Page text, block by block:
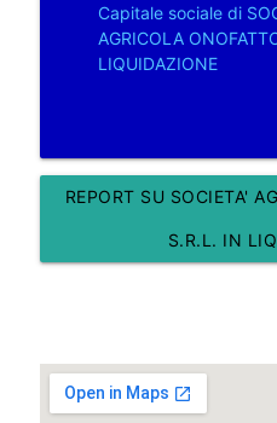
Capitale sociale di
AGRICOLA
LIQUIDAZIONE
REPORT SU SOCIETA'
S.R.L. IN